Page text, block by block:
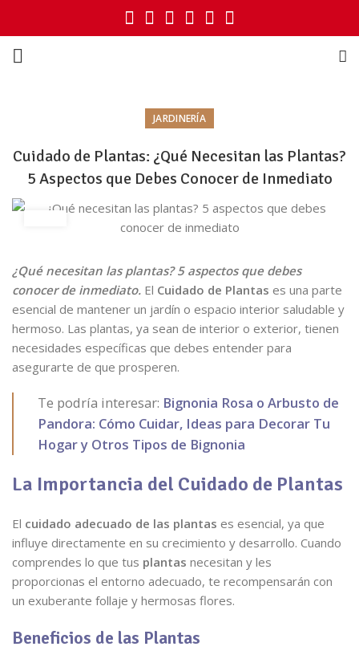
JARDINERÍA
Cuidado de Plantas: ¿Qué Necesitan las Plantas?
5 Aspectos que Debes Conocer de Inmediato
¿Qué necesitan las plantas? 5 aspectos que debes
conocer de inmediato. El Cuidado de Plantas es una parte
esencial de mantener un jardín o espacio interior saludable y
hermoso. Las plantas, ya sean de interior o exterior, tienen
necesidades específicas que debes entender para
asegurarte de que prosperen.
Te podría interesar: Bignonia Rosa o Arbusto de
Pandora: Cómo Cuidar, Ideas para Decorar Tu
Hogar y Otros Tipos de Bignonia
La Importancia del Cuidado de Plantas
El cuidado adecuado de las plantas es esencial, ya que
influye directamente en su crecimiento y desarrollo. Cuando
comprendes lo que tus plantas necesitan y les
proporcionas el entorno adecuado, te recompensarán con
un exuberante follaje y hermosas flores.
Beneficios de las Plantas